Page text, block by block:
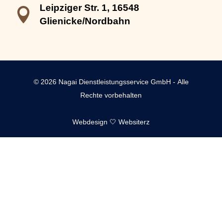

Leipziger Str. 1, 16548
Glienicke/Nordbahn
© 2026 Nagai Dienstleistungsservice GmbH - Alle
Rechte vorbehalten
Webdesign 🤍 Websiterz